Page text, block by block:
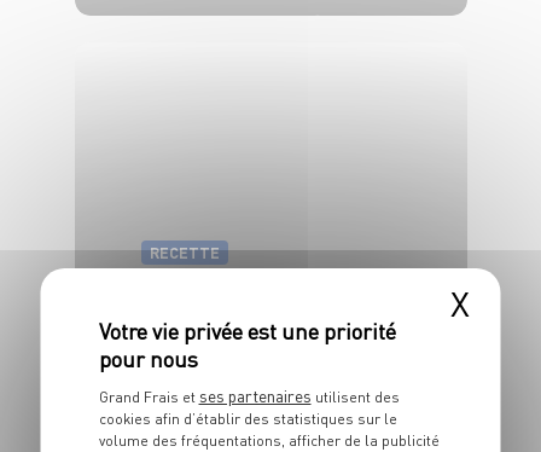
RECETTE
4 pers.
X
Grand Frais et ses partenaires utilisent des
cookies afin d’établir des statistiques sur le
volume des fréquentations, afficher de la publicité